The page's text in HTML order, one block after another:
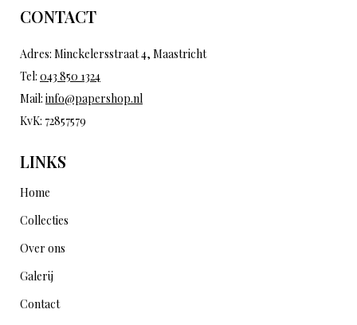
CONTACT
Adres: Minckelersstraat 4, Maastricht
Tel: 043 850 1324
Mail: info@papershop.nl
KvK: 72857579
LINKS
Home
Collecties
Over ons
Galerij
Contact